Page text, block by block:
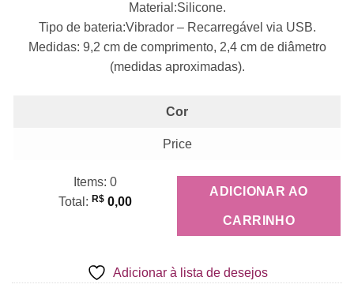
Material:Silicone.
Tipo de bateria:Vibrador – Recarregável via USB.
Medidas: 9,2 cm de comprimento, 2,4 cm de diâmetro
(medidas aproximadas).
Cor
Price
Items: 0
Total : R$ 0,00
ADICIONAR AO
CARRINHO
Adicionar à lista de desejos